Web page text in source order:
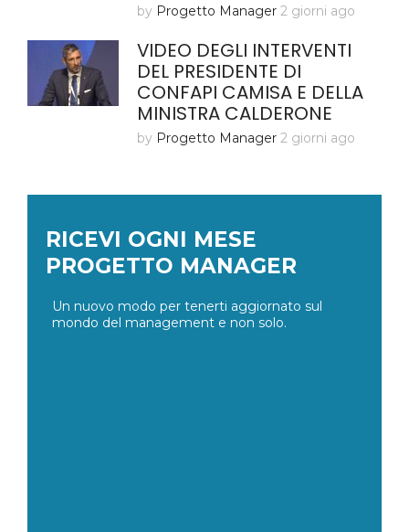
by Progetto Manager 2 giorni ago
VIDEO DEGLI INTERVENTI
DEL PRESIDENTE DI
CONFAPI CAMISA E DELLA
MINISTRA CALDERONE
by Progetto Manager 2 giorni ago
RICEVI OGNI MESE
PROGETTO MANAGER
Un nuovo modo per tenerti aggiornato sul
mondo del management e non solo.